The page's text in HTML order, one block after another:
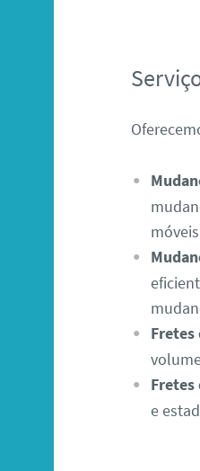
Fretes
Fretes
e